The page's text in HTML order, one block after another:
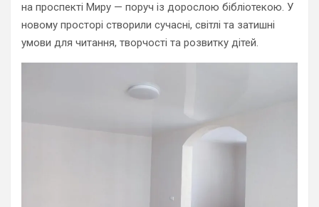
на проспекті Миру — поруч із дорослою бібліотекою. У
новому просторі створили сучасні, світлі та затишні
умови для читання, творчості та розвитку дітей.